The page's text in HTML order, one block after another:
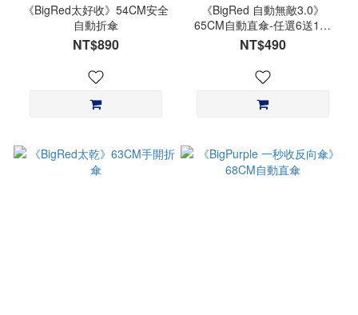
《BigRed太好收》54CM安全
自動折傘
NT$890
《BigRed 自動無敵3.0》
65CM自動直傘-任選6送1把
&15送3把(不合併其他優惠)
NT$490